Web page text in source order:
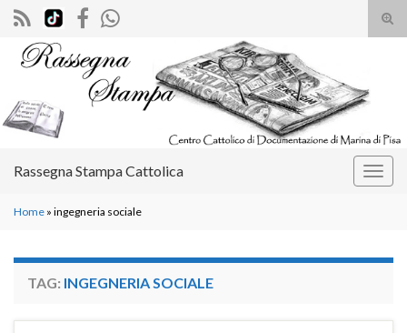
il
Search for:
Rassegna Stampa Cattolica
Home » ingegneria sociale
TAG: INGEGNERIA SOCIALE